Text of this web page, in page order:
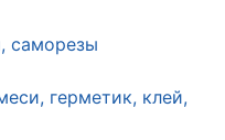
саморезы
герметик, клей,